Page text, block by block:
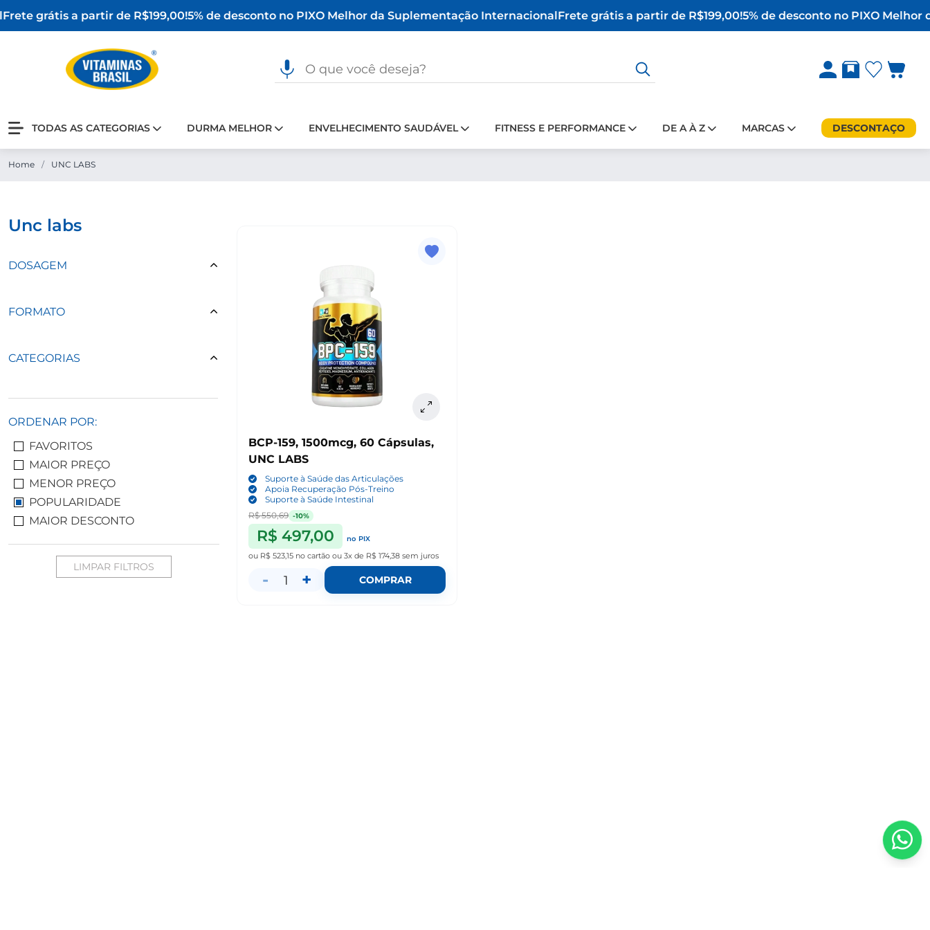
grátis a partir de R$199,00!5% de desconto no PIXO Melhor da Suplementação InternacionalFrete grátis a partir de R$199,00!5% de desconto no PIXO Melhor
TODAS AS CATEGORIAS DURMA MELHOR ENVELHECIMENTO SAUDÁVEL FITNESS E PERFORMANCE DE A À Z MARCAS DESCONTAÇO
Home / UNC LABS
unc labs
DOSAGEM
FORMATO
CATEGORIAS
ORDENAR POR:
FAVORITOS
MAIOR PREÇO
MENOR PREÇO
POPULARIDADE
MAIOR DESCONTO
LIMPAR FILTROS
BCP-159, 1500mcg, 60 Cápsulas,
UNC LABS
Suporte à Saúde das Articulações
Apoia Recuperação Pós-Treino
Suporte à Saúde Intestinal
R$ 550,69 -10%
R$ 497,00
no PIX
ou R$ 523,15 no cartão ou 3x de R$ 174,38 sem juros
- 1 + COMPRAR